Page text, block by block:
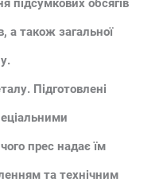
а також загальної
Підготовлені
прес надає їм
та технічним